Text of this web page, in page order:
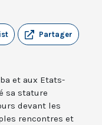
Partager
et aux Etats-
sa stature
devant les
rencontres et